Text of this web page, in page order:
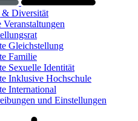
& Diversität
Gleichstellung
Familie
Sexuelle Identität
Inklusive Hochschule
International
und Einstellungen